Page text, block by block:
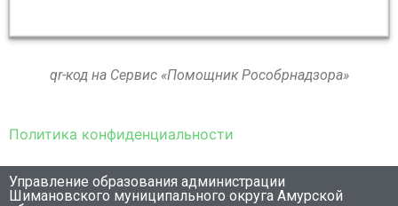
qr-код на Сервис «Помощник Рособрнадзора»
Политика конфиденциальности
Управление образования администрации
Шимановского муниципального округа Амурской